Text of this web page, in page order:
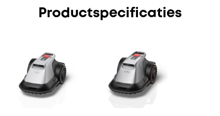
Productspecificaties